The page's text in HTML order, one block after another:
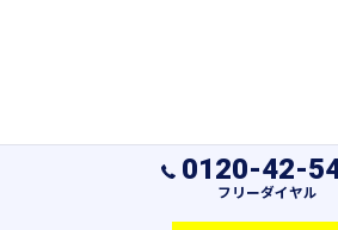
0120-42-
フリーダイヤル